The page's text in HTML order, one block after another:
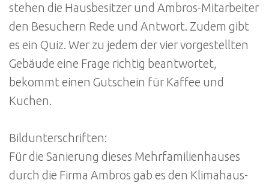
stehen die Hausbesitzer und Ambros-Mitarbeiter
den Besuchern Rede und Antwort. Zudem gibt
es ein Quiz. Wer zu jedem der vier vorgestellten
Gebäude eine Frage richtig beantwortet,
bekommt einen Gutschein für Kaffee und
Kuchen.
Bildunterschriften:
Für die Sanierung dieses Mehrfamilienhauses
durch die Firma Ambros gab es den Klimahaus-